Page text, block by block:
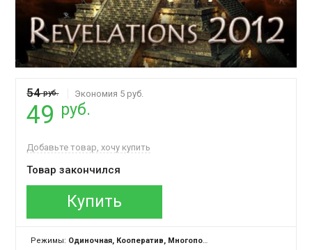
54руб. Экономия 5 руб.
49 руб.
Добавьте товар, хочу купить
Товар закончился
Купить
Режимы: Одиночная, Кооператив, Многопользовательская, Cross-Platform Multiplayer